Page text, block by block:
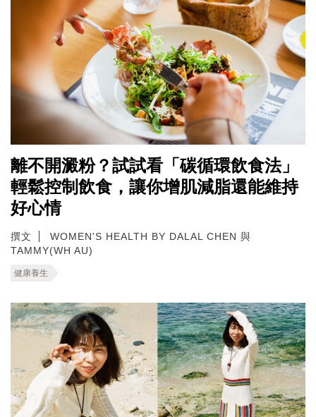
離不開澱粉？試試看「碳循環飲食法」
輕鬆控制飲食，讓你增肌減脂還能維持
好心情
撰文
WOMEN'S HEALTH BY DALAL CHEN 與
TAMMY(WH AU)
健康養生